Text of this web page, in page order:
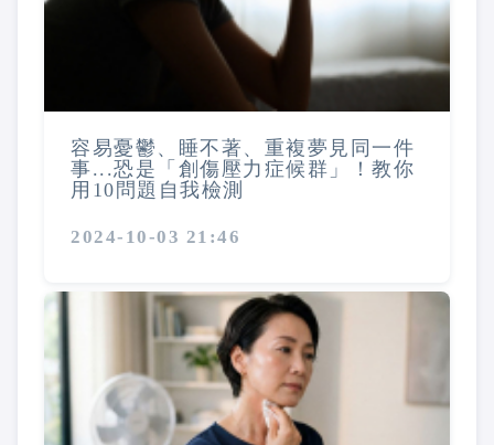
容易憂鬱、睡不著、重複夢見同一件
事...恐是「創傷壓力症候群」！教你
用10問題自我檢測
2024-10-03 21:46